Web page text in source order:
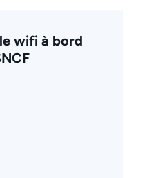
wifi à bord